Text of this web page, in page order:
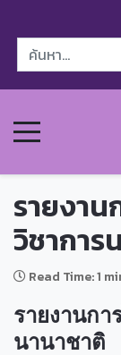
รายงาน
วิชาการ
Read Time: 1
รายงานกา
นานาชาติ